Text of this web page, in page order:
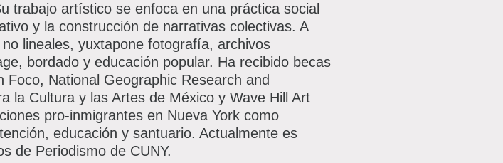
trabajo artístico se enfoca en una práctica social
y la construcción de narrativas colectivas. A
lineales, yuxtapone fotografía, archivos
bordado y educación popular. Ha recibido becas
National Geographic Research and
la Cultura y las Artes de México y Wave Hill Art
pro-inmigrantes en Nueva York como
educación y santuario. Actualmente es
de Periodismo de CUNY.